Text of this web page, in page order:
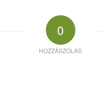
0
HOZZÁSZÓLÁS